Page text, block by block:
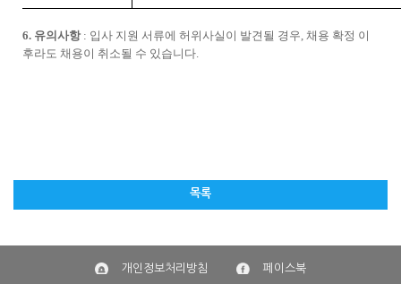
6. 유의사항 : 입사 지원 서류에 허위사실이 발견될 경우 채용 확정 이
후라도 채용이 취소될 수 있습니다
목록
개인정보처리방침 페이스북